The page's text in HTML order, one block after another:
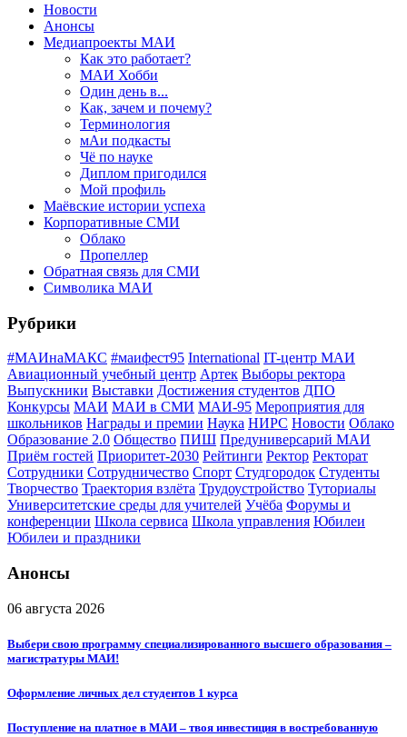
Новости
Анонсы
Медиапроекты МАИ
Как это работает?
МАИ Хобби
Один день в...
Как, зачем и почему?
Терминология
мАи подкасты
Чё по науке
Диплом пригодился
Мой профиль
Маёвские истории успеха
Корпоративные СМИ
Облако
Пропеллер
Обратная связь для СМИ
Символика МАИ
Рубрики
#МАИнаМАКС #маифест95 International IT-центр МАИ
Авиационный учебный центр Артек Выборы ректора
Выпускники Выставки Достижения студентов ДПО
Конкурсы МАИ МАИ в СМИ МАИ-95 Мероприятия для
школьников Награды и премии Наука НИРС Новости Облако
Образование 2.0 Общество ПИШ Предуниверсарий МАИ
Приём гостей Приоритет-2030 Рейтинги Ректор Ректорат
Сотрудники Сотрудничество Спорт Студгородок Студенты
Творчество Траектория взлёта Трудоустройство Туториалы
Университетские среды для учителей Учёба Форумы и
конференции Школа сервиса Школа управления Юбилеи
Юбилеи и праздники
Анонсы
06 августа 2026
Выбери свою программу специализированного высшего образования –
магистратуры МАИ!
Оформление личных дел студентов 1 курса
Поступление на платное в МАИ – твоя инвестиция в востребованную